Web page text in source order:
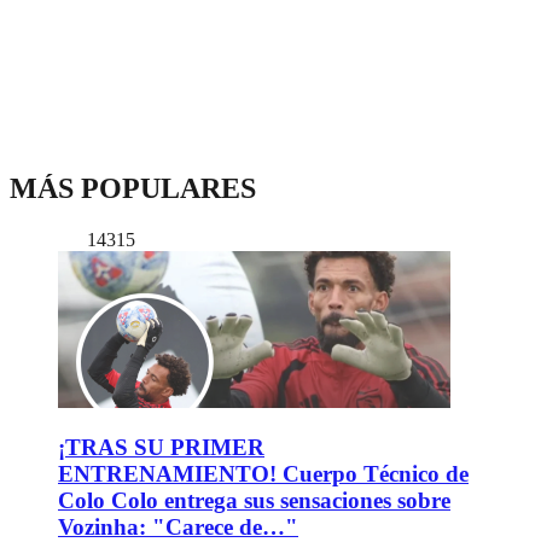
MÁS POPULARES
14315
¡TRAS SU PRIMER
ENTRENAMIENTO! Cuerpo Técnico de
Colo Colo entrega sus sensaciones sobre
Vozinha: "Carece de…"